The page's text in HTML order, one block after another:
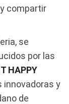
compartir
se
por las
HAPPY
innovadoras y
de